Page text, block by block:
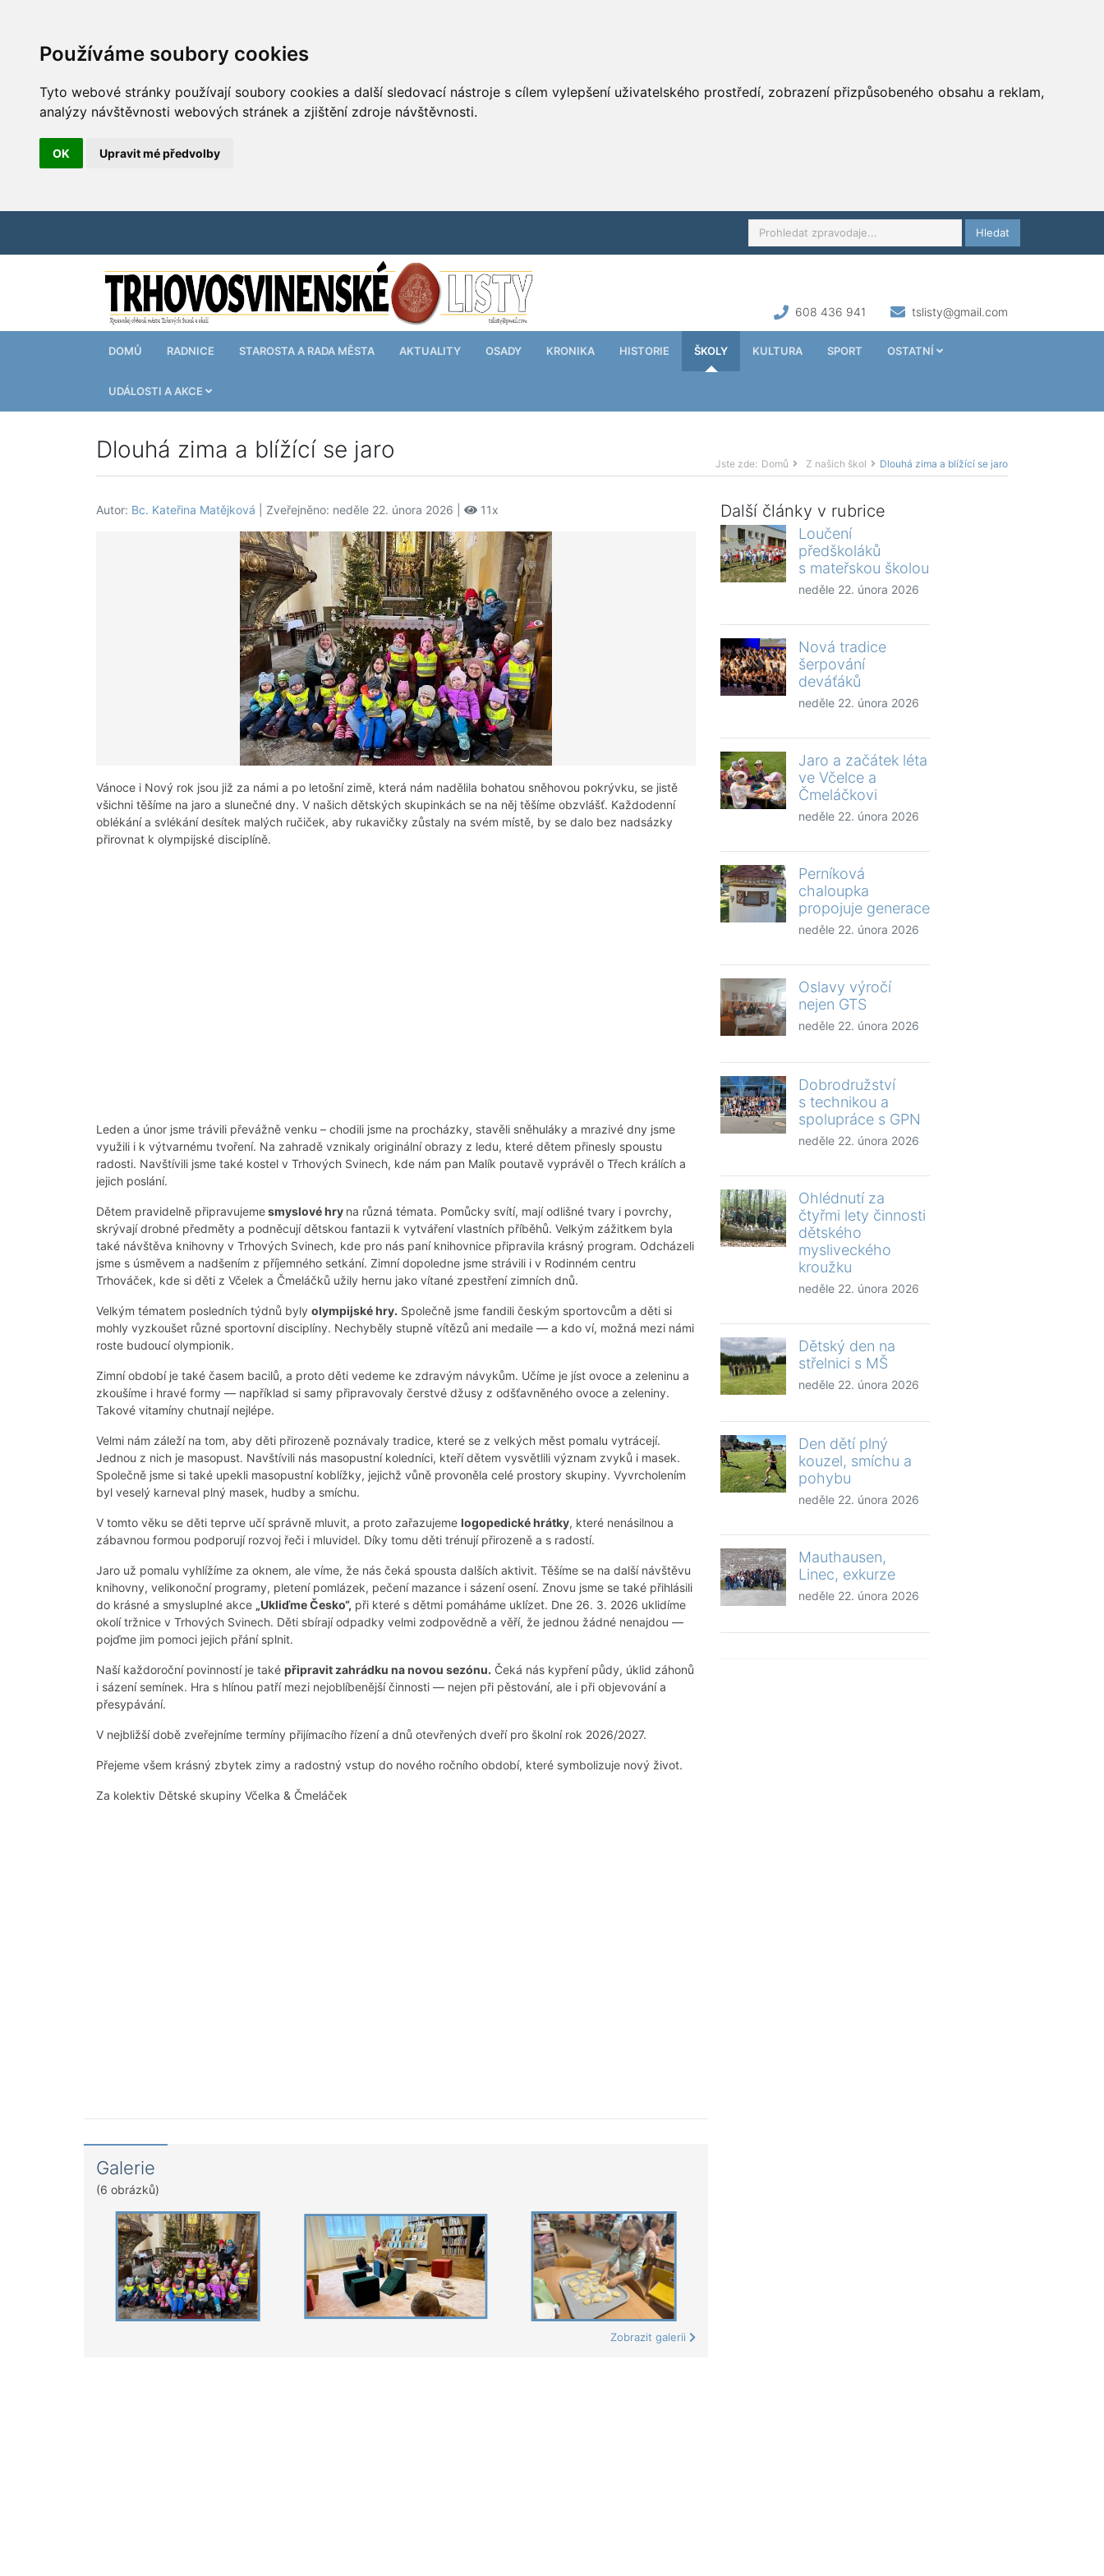
Používáme soubory cookies
Tyto webové stránky používají soubory cookies a další sledovací nástroje s cílem vylepšení uživatelského prostředí, zobrazení přizpůsobeného obsahu a reklam,
analýzy návštěvnosti webových stránek a zjištění zdroje návštěvnosti.
OK Upravit mé předvolby
Hledat
608 436 941 tslisty@gmail.com
DOMŮ RADNICE STAROSTA A RADA MĚSTA AKTUALITY OSADY KRONIKA HISTORIE ŠKOLY KULTURA SPORT OSTATNÍ
UDÁLOSTI A AKCE
Dlouhá zima a blížící se jaro
Jste zde: Domů Z našich škol Dlouhá zima a blížící se jaro
Autor: Bc. Kateřina Matějková | Zveřejněno: neděle 22. února 2026 | 11x
Vánoce i Nový rok jsou již za námi a po letošní zimě, která nám nadělila bohatou sněhovou pokrývku, se jistě
všichni těšíme na jaro a slunečné dny. V našich dětských skupinkách se na něj těšíme obzvlášť. Každodenní
oblékání a svlékání desítek malých ručiček, aby rukavičky zůstaly na svém místě, by se dalo bez nadsázky
přirovnat k olympijské disciplíně.
Leden a únor jsme trávili převážně venku – chodili jsme na procházky, stavěli sněhuláky a mrazivé dny jsme
využili i k výtvarnému tvoření. Na zahradě vznikaly originální obrazy z ledu, které dětem přinesly spoustu
radosti. Navštívili jsme také kostel v Trhových Svinech, kde nám pan Malík poutavě vyprávěl o Třech králích a
jejich poslání.
Dětem pravidelně připravujemesmyslovéhry na různá témata. Pomůcky svítí, mají odlišné tvary i povrchy,
skrývají drobné předměty a podněcují dětskou fantazii k vytváření vlastních příběhů. Velkým zážitkem byla
také návštěva knihovny v Trhových Svinech, kde pro nás paní knihovnice připravila krásný program. Odcházeli
jsme s úsměvem a nadšením z příjemného setkání. Zimní dopoledne jsme strávili i v Rodinném centru
Trhováček, kde si děti z Včelek a Čmeláčků užily hernu jako vítané zpestření zimních dnů.
Velkým tématem posledních týdnů byly olympijskéhry. Společně jsme fandili českým sportovcům a děti si
mohly vyzkoušet různé sportovní disciplíny. Nechyběly stupně vítězů ani medaile — a kdo ví, možná mezi námi
roste budoucí olympionik.
Zimní období je také časem bacilů, a proto děti vedeme ke zdravým návykům. Učíme je jíst ovoce a zeleninu a
zkoušíme i hravé formy — například si samy připravovaly čerstvé džusy z odšťavněného ovoce a zeleniny.
Takové vitamíny chutnají nejlépe.
Velmi nám záleží na tom, aby děti přirozeně poznávaly tradice, které se z velkých měst pomalu vytrácejí.
Jednou z nich je masopust. Navštívili nás masopustní koledníci, kteří dětem vysvětlili význam zvyků i masek.
Společně jsme si také upekli masopustní koblížky, jejichž vůně provoněla celé prostory skupiny. Vyvrcholením
byl veselý karneval plný masek, hudby a smíchu.
V tomto věku se děti teprve učí správně mluvit, a proto zařazujeme logopedickéhrátky, které nenásilnou a
zábavnou formou podporují rozvoj řeči i mluvidel. Díky tomu děti trénují přirozeně a s radostí.
Jaro už pomalu vyhlížíme za oknem, ale víme, že nás čeká spousta dalších aktivit. Těšíme se na další návštěvu
knihovny, velikonoční programy, pletení pomlázek, pečení mazance i sázení osení. Znovu jsme se také přihlásili
do krásné a smysluplné akce „Ukliďme Česko“, při které s dětmi pomáháme uklízet. Dne 26. 3. 2026 uklidíme
okolí tržnice v Trhových Svinech. Děti sbírají odpadky velmi zodpovědně a věří, že jednou žádné nenajdou —
pojďme jim pomoci jejich přání splnit.
Naší každoroční povinností je také připravit zahrádku na novou sezónu. Čeká nás kypření půdy, úklid záhonů
i sázení semínek. Hra s hlínou patří mezi nejoblíbenější činnosti — nejen při pěstování, ale i při objevování a
přesypávání.
V nejbližší době zveřejníme termíny přijímacího řízení a dnů otevřených dveří pro školní rok 2026/2027.
Přejeme všem krásný zbytek zimy a radostný vstup do nového ročního období, které symbolizuje nový život.
Za kolektiv Dětské skupiny Včelka & Čmeláček
Galerie
(6 obrázků)
Zobrazit galerii
Další články v rubrice
Loučení
předškoláků
s mateřskou školou
neděle 22. února 2026
Nová tradice
šerpování
deváťáků
neděle 22. února 2026
Jaro a začátek léta
ve Včelce a
Čmeláčkovi
neděle 22. února 2026
Perníková
chaloupka
propojuje generace
neděle 22. února 2026
Oslavy výročí
nejen GTS
neděle 22. února 2026
Dobrodružství
s technikou a
spolupráce s GPN
neděle 22. února 2026
Ohlédnutí za
čtyřmi lety činnosti
dětského
mysliveckého
kroužku
neděle 22. února 2026
Dětský den na
střelnici s MŠ
neděle 22. února 2026
Den dětí plný
kouzel, smíchu a
pohybu
neděle 22. února 2026
Mauthausen,
Linec, exkurze
neděle 22. února 2026